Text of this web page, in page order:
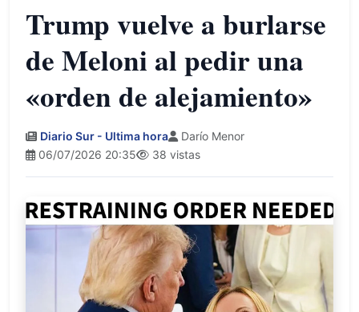
Trump vuelve a burlarse
de Meloni al pedir una
«orden de alejamiento»
Diario Sur - Ultima hora
Darío Menor
06/07/2026 20:35
38 vistas